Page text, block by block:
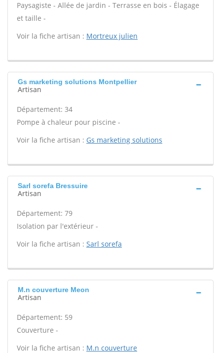
Paysagiste - Allée de jardin - Terrasse en bois - Élagage
et taille -
Voir la fiche artisan : Mortreux julien
Gs marketing solutions Montpellier
Artisan
Département: 34
Pompe à chaleur pour piscine -
Voir la fiche artisan : Gs marketing solutions
Sarl sorefa Bressuire
Artisan
Département: 79
Isolation par l'extérieur -
Voir la fiche artisan : Sarl sorefa
M.n couverture Meon
Artisan
Département: 59
Couverture -
Voir la fiche artisan : M.n couverture